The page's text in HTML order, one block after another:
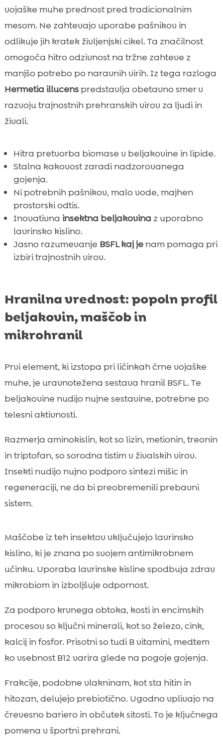
vojaške muhe prednost pred tradicionalnim
mesom. Ne zahtevajo uporabe pašnikov in
odlikuje jih kratek življenjski cikel. Ta značilnost
omogoča hitro odzivnost na tržne zahteve z
manjšo potrebo po naravnih virih. Iz tega razloga
Hermetia illucenspredstavlja obetavno smer v
razvoju trajnostnih prehranskih virov za ljudi in
živali.
Hitra pretvorba biomase v beljakovine in lipide.
Stalna kakovost zaradi nadzorovanega
gojenja.
Ni potrebnih pašnikov, malo vode, majhen
prostorski odtis.
Inovativna insektna beljakovina z uporabno
lavrinsko kislino.
Jasno razumevanje BSFL kaj jenam pomaga pri
izbiri trajnostnih virov.
Hranilna vrednost: popoln profil
beljakovin, maščob in
mikrohranil
Prvi element, ki izstopa pri ličinkah črne vojaške
muhe, je uravnotežena sestava hranil BSFL. Te
beljakovine nudijo nujne sestavine, potrebne po
telesni aktivnosti.
Razmerja aminokislin, kot so lizin, metionin, treonin
in triptofan, so sorodna tistim v živalskih virov.
Insekti nudijo nujno podporo sintezi mišic in
regeneraciji, ne da bi preobremenili prebavni
sistem.
Maščobe iz teh insektov vključujejo lavrinsko
kislino, ki je znana po svojem antimikrobnem
učinku. Uporaba lavrinske kisline spodbuja zdrav
mikrobiom in izboljšuje odpornost.
Za podporo krvnega obtoka, kosti in encimskih
procesov so ključni minerali, kot so železo, cink,
kalcij in fosfor. Prisotni so tudi B vitamini, medtem
ko vsebnost B12 varira glede na pogoje gojenja.
Frakcije, podobne vlakninam, kot sta hitin in
hitozan, delujejo prebiotično. Ugodno vplivajo na
črevesno bariero in občutek sitosti. To je ključnega
pomena v športni prehrani.